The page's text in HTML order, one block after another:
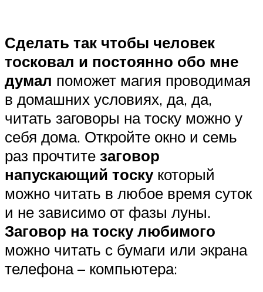
Сделать так чтобы человек
тосковал и постоянно обо мне
думал поможет магия проводимая
в домашних условиях, да, да,
читать заговоры на тоску можно у
себя дома. Откройте окно и семь
раз прочтите заговор
напускающий тоскукоторый
можно читать в любое время суток
и не зависимо от фазы луны.
Заговор на тоску любимого
можно читать с бумаги или экрана
телефона – компьютера: